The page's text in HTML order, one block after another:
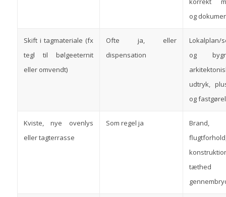
og
Skift i tagmateriale (fx
tegl til bølgeeternit
eller omvendt)
Ofte ja, eller
dispensation
Lokalplan/
og
udtryk,
og
Kviste, nye ovenlys
eller tagterrasse
Som regel ja
Brand,